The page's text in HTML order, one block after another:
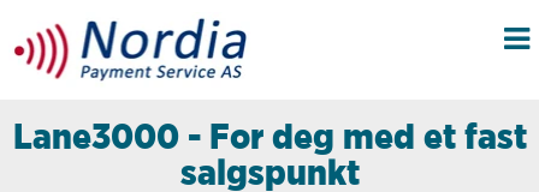
Lane3000 - For deg med et fast
salgspunkt